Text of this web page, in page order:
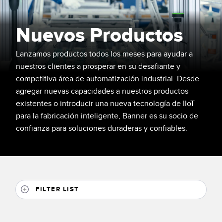
SENSORES
Sensores Fotoeléctricos
Medición de Distancia Láser
Cortinas de Medición
Tiempo de Vuelo
Sensores de Radar
Sensores Ultrasónicos
Slot and Label Sensors
IIOT Y LA FÁBRICA
INTELIGENTE
Call for Parts, Service, or Pallet Pickup
Leading Edge Detection
Machine Monitoring/Overall Equipment Effectiveness
Monitoreo de Condiciones: Mantenimiento Predictivo y
Eficiencia General de Los Equipos (OEE)
Monitoreo Remoto
Nuevos Productos
Lanzamos productos todos los meses para ayudar a
nuestros clientes a prosperar en su desafiante y
competitiva área de automatización industrial. Desde
agregar nuevas capacidades a nuestros productos
existentes o introducir una nueva tecnología de IIoT
para la fabricación inteligente, Banner es su socio de
confianza para soluciones duraderas y confiables.
FILTER LIST